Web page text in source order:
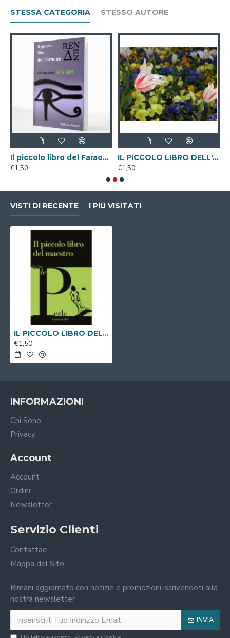
STESSA CATEGORIA STESSO AUTORE
Il piccolo libro del Faraone ( Libro Digitale )
€1,50
IL PICCOLO LIBRO DELL'AMORE ( Libro Digitale )
€1,50
VISTI DI RECENTE I PIÙ VISITATI
IL PICCOLO LIBRO DEL MAESTRO ( Libro Digitale )
€1,50
INFORMAZIONI
Chi Sono
Privacy
Account
Account
Ordini
Newsletter
Servizio Clienti
Contattaci
Mappa del Sito
Rimani aggiornato con notizie e promozioni iscrivendoti alla
nostra newsletter
INVIA